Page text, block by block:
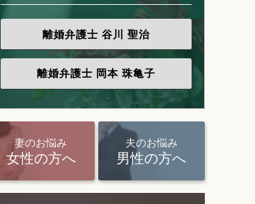
離婚弁護士 谷川 聖治
離婚弁護士 岡本 珠亀子
妻のお悩み
女性の方へ
夫のお悩み
男性の方へ